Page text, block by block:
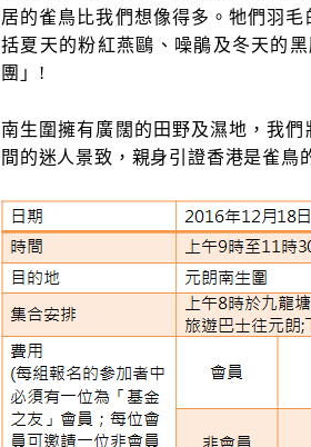
居的雀鳥比我們想像得多。牠們羽
括夏天的粉紅燕鷗、噪鵑及冬天的
團」 !
南生圍擁有廣闊的田野及濕地，我
間的迷人景致，親身引證香港是雀鳥